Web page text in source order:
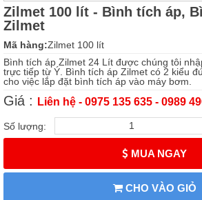
Zilmet 100 lít - Bình tích áp,
Zilmet
Mã hàng:Zilmet 100 lít
Bình tích áp Zilmet 24 Lít được chúng tôi
trực tiếp từ Ý. Bình tích áp Zilmet có 2 kiểu
cho việc lắp đặt bình tích áp vào máy bơm.
Giá : Liên hệ - 0975 135 635 - 0989
Số lượng:
MUA NGAY
CHO VÀO GIỎ